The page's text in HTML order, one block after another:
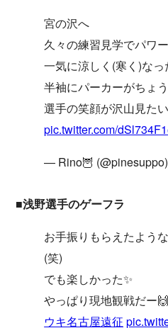
宮の沢へ
久々の練習見学でパワ
一気に涼しく(寒く)なっ
半袖にパーカーがちょ
選手の笑顔が沢山見た
pic.twitter.com/
— Rino🦉 (@pinesuppo)
■浅野選手のゲーフラ
お手振りもらえたよう
(笑)
でも楽しかった✨
やっぱり現地観戦だー
ウキ名古屋遠征